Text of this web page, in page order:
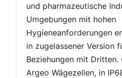
und pharmazeutische
Umgebungen mit hohen
Hygieneanforderungen
in zugelassener Version
Beziehungen mit
Argeo Wägezellen, in